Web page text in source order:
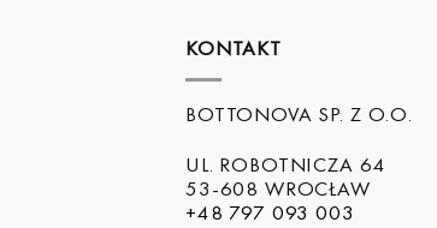
KONTAKT
BOTTONOVA SP. Z O.O.
UL. ROBOTNICZA 64
53-608 WROCŁAW
+48 797 093 003